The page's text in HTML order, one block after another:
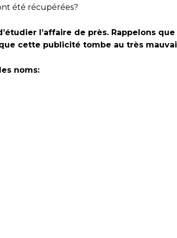
été récupérées?
l’affaire de près. Rappelons
cette publicité tombe au très
noms: